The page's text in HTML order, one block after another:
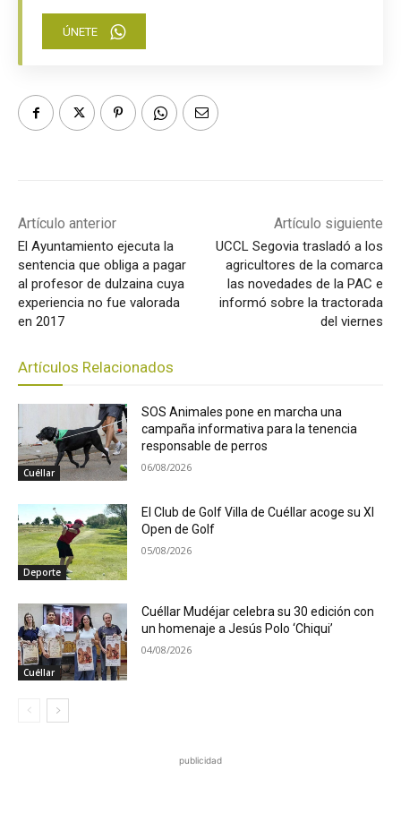
ÚNETE
Artículo anterior
El Ayuntamiento ejecuta la
sentencia que obliga a pagar
al profesor de dulzaina cuya
experiencia no fue valorada
en 2017
Artículo siguiente
UCCL Segovia trasladó a los
agricultores de la comarca
las novedades de la PAC e
informó sobre la tractorada
del viernes
Artículos Relacionados
Cuéllar
SOS Animales pone en marcha una
campaña informativa para la tenencia
responsable de perros
06/08/2026
Deporte
El Club de Golf Villa de Cuéllar acoge su XI
Open de Golf
05/08/2026
Cuéllar
Cuéllar Mudéjar celebra su 30 edición con
un homenaje a Jesús Polo ‘Chiqui’
04/08/2026
publicidad